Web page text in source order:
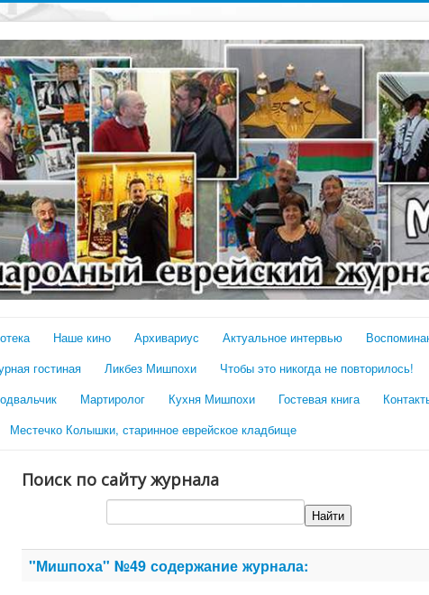
Наше кино Архивариус Актуальное интервью
гостиная Ликбез Мишпохи Чтобы это никогда не повторилось!
Мартиролог Кухня Мишпохи Гостевая книга
Местечко Колышки, старинное еврейское кладбище
Поиск по сайту журнала
"Мишпоха" №49 содержание журнала: